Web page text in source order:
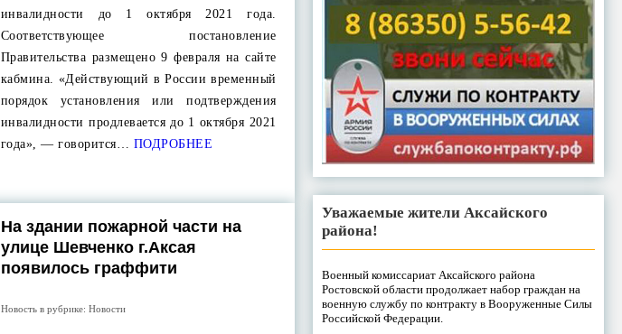
инвалидности до 1 октября 2021 года.
Соответствующее постановление
Правительства размещено 9 февраля на сайте
кабмина. «Действующий в России временный
порядок установления или подтверждения
инвалидности продлевается до 1 октября 2021
года», — говорится… ПОДРОБНЕЕ
На здании пожарной части на
улице Шевченко г.Аксая
появилось граффити
Новость в рубрике: Новости
Уважаемые жители Аксайского
района!
Военный комиссариат Аксайского района
Ростовской области продолжает набор граждан на
военную службу по контракту в Вооруженные Силы
Российской Федерации.